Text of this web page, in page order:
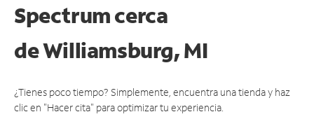
Spectrum cerca
deWilliamsburg, MI
¿Tienes poco tiempo? Simplemente, encuentra una tienda y haz
clic en "Hacer cita" para optimizar tu experiencia.